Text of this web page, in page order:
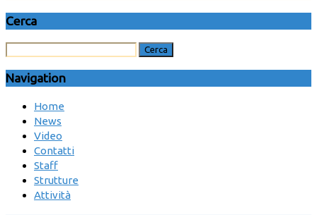
Cerca
Navigation
Home
News
Video
Contatti
Staff
Strutture
Attività